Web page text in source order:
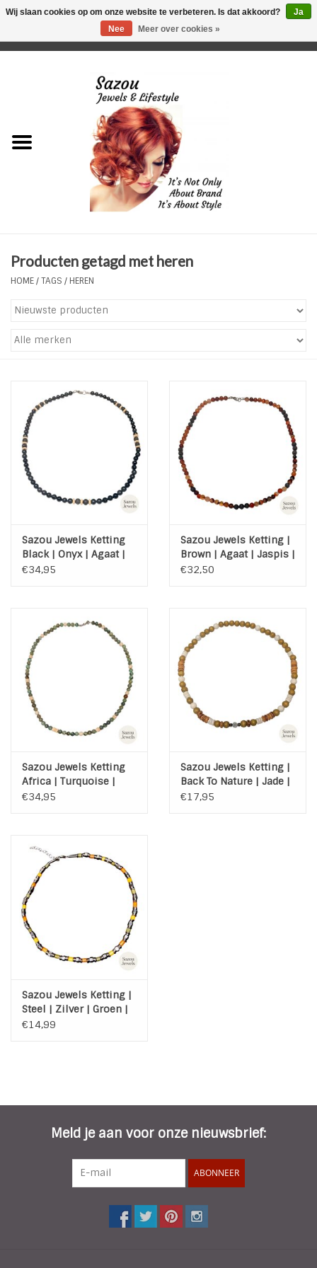
Just for Him
Plus Size Sieraden
Enkelbandjes
Tassen en meer
Zonnebrillen
Fashion
ON THE BEACH
Charmin*s
LIFESTYLE PRODUCTEN
INSPIRATIE
SALE
Producten getagd met heren
HOME/TAGS / HEREN
Sazou Jewels Ketting
Black | Onyx | Agaat |
Kokos | Lava | Steel
€34,95
Sazou Jewels Ketting |
Brown | Agaat | Jaspis |
Lava | Steel
€32,50
Sazou Jewels Ketting
Africa | Turquoise |
Bone | Kokos | Steel
€34,95
Sazou Jewels Ketting |
Back To Nature | Jade |
Hematiet | Kokos |
€17,95
Sazou Jewels Ketting |
Steel | Zilver | Groen |
Oker | Bruin
€14,99
Meld je aan voor onze nieuwsbrief:
ABONNEER
Wij slaan cookies op om onze website te verbeteren. Is dat akkoord?
Ja
Nee
Meer over cookies »